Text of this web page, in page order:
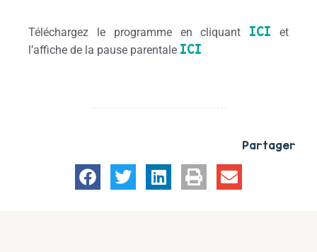
Téléchargez le programme en cliquant ICI et
l’affiche de la pause parentale ICI
Partager